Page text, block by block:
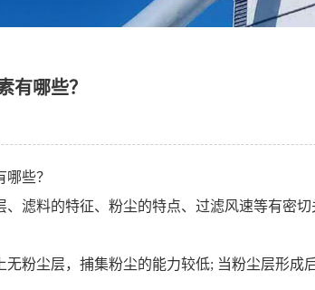
有哪些？
些？
滤料的特征、粉尘的特点、过滤风速等有密切
粉尘层，捕集粉尘的能力较低; 当粉尘层形成